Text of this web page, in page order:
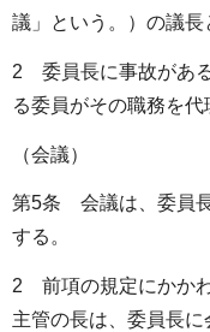
議」という。）の議長
2 委員長に事故があ
る委員がその職務を代
（会議）
第5条 会議は、委員
する。
2 前項の規定にかか
主管の長は、委員長